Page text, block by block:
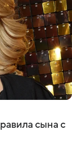
сына с